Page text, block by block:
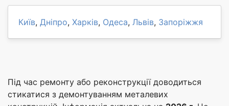
Київ, Дніпро, Харків, Одеса, Львів, Запоріжжя
Під час ремонту або реконструкції доводиться
стикатися з демонтуванням металевих